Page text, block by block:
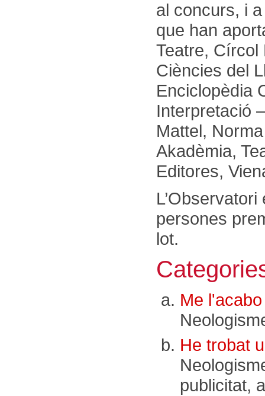
al concurs, i
que han
Teatre, Círcol
Ciències del
Enciclopèdia
Interpretació
Mattel,
Akadèmia,
Editores,
persones
lot.
Me
He trobat
publicitat,